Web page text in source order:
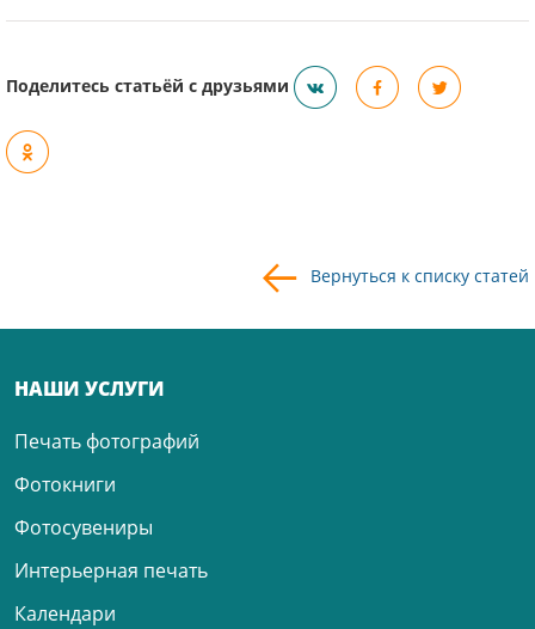
Поделитесь статьёй с друзьями
Вернуться к списку статей
НАШИ УСЛУГИ
Печать фотографий
Фотокниги
Фотосувениры
Интерьерная печать
Календари